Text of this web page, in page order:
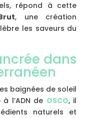
répond à cette
, une création
les saveurs du
dans
baignées de soleil
l’ADN de OSCO, il
naturels et